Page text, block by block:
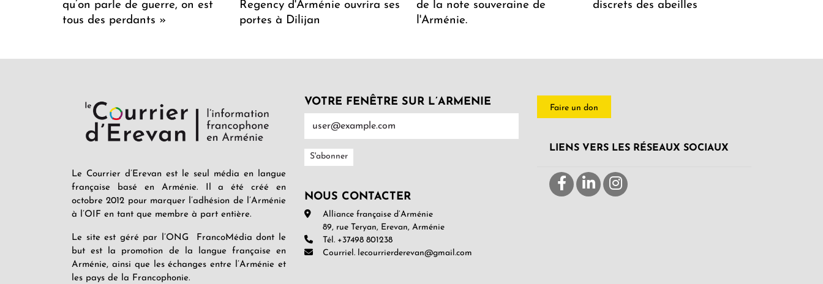
qu’on parle de guerre, on est
tous des perdants »
Regency d'Arménie ouvrira ses
portes à Dilijan
de la note souveraine de
l'Arménie.
discrets des abeilles
Le Courrier d’Erevan est le seul média en langue
française basé en Arménie. Il a été créé en
octobre 2012 pour marquer l’adhésion de l’Arménie
à l’OIF en tant que membre à part entière.
Le site est géré par l’ONG FrancoMédia dont le
but est la promotion de la langue française en
Arménie, ainsi que les échanges entre l’Arménie et
les pays de la Francophonie.
VOTRE FENÊTRE SUR L’ARMENIE
NOUS CONTACTER
Alliance française d’Arménie
89, rue Teryan, Erevan, Arménie
Tél. +37498 801238
Courriel. lecourrierderevan@gmail.com
Faire un don
LIENS VERS LES RÉSEAUX SOCIAUX